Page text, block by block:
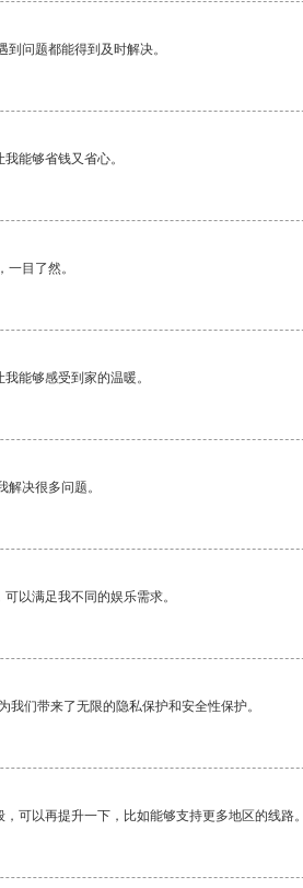
问题都能得到及时解决。
能够省钱又省心。
目了然。
能够感受到家的温暖。
决很多问题。
以满足我不同的娱乐需求。
我们带来了无限的隐私保护和安全性保护。
可以再提升一下，比如能够支持更多地区的线路。